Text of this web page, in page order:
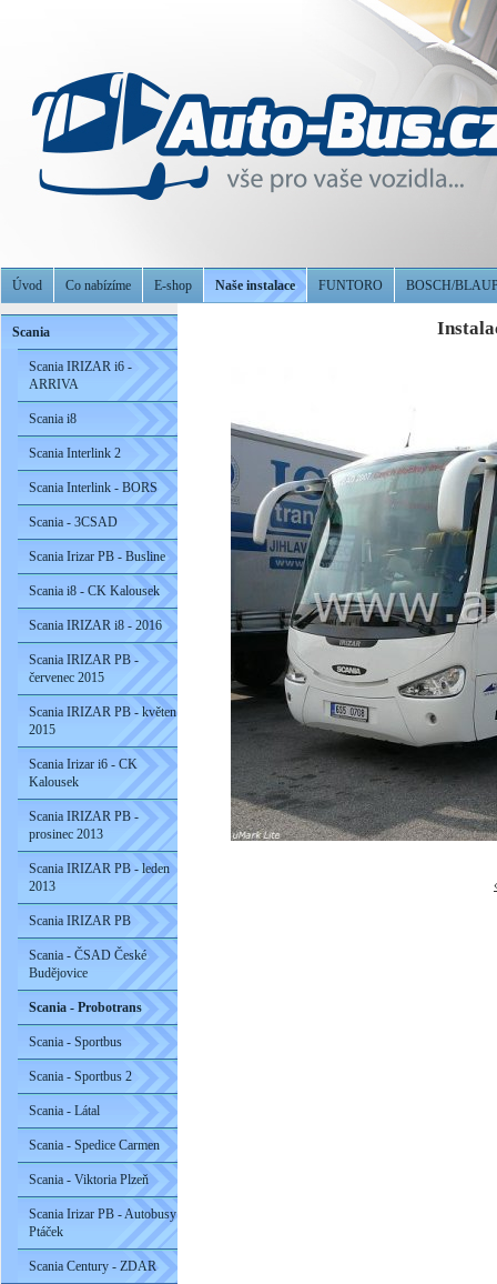
Úvod Co nabízíme E-shop Naše instalace FUNTORO BOSCH/
Scania
Scania IRIZAR i6 -
ARRIVA
Scania i8
Scania Interlink 2
Scania Interlink - BORS
Scania - 3CSAD
Scania Irizar PB - Busline
Scania i8 - CK Kalousek
Scania IRIZAR i8 - 2016
Scania IRIZAR PB -
červenec 2015
Scania IRIZAR PB - květen
2015
Scania Irizar i6 - CK
Kalousek
Scania IRIZAR PB -
prosinec 2013
Scania IRIZAR PB - leden
2013
Scania IRIZAR PB
Scania - ČSAD České
Budějovice
Scania - Probotrans
Scania - Sportbus
Scania - Sportbus 2
Scania - Látal
Scania - Spedice Carmen
Scania - Viktoria Plzeň
Scania Irizar PB - Autobusy
Ptáček
Scania Century - ZDAR